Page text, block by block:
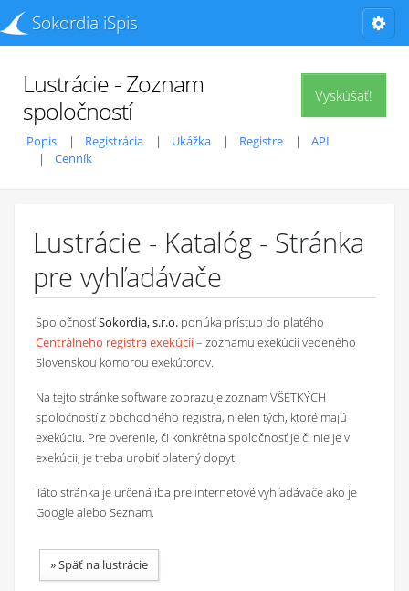
Sokordia iSpis
Vyskúšať!
Lustrácie - Zoznam
spoločností
Popis Registrácia Ukážka Registre
API
Cenník
Lustrácie - Katalóg - Stránka
pre vyhľadávače
SpoločnosťSokordia, s.r.o. ponúka prístup do platého
Centrálneho registra exekúcií– zoznamu exekúcií vedeného
Slovenskou komorou exekútorov.
Na tejto stránke software zobrazuje zoznam VŠETKÝCH
spoločností z obchodného registra, nielen tých, ktoré majú
exekúciu. Pre overenie, či konkrétna spoločnosť je či nie je v
exekúcii, je treba urobiť platený dopyt.
Táto stránka je určená iba pre internetové vyhľadávače ako je
Google alebo Seznam.
»Späť na lustrácie